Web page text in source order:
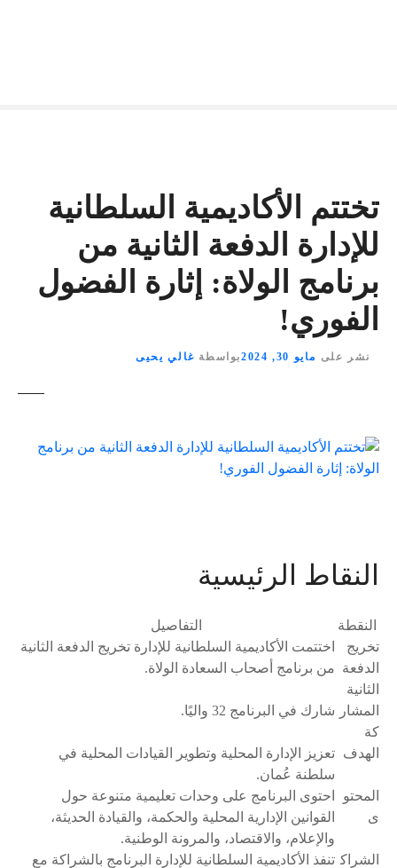
تختتم الأكاديمية السلطانية
للإدارة الدفعة الثانية من
برنامج الولاة: إثارة الفضول
الفوري!
نشر على مايو 30, 2024 بواسطة غالي يحيى
النقاط الرئيسية
النقطة
التفاصيل
تخريج
الدفعة
الثانية
اختتمت الأكاديمية السلطانية للإدارة تخريج الدفعة الثانية
من برنامج أصحاب السعادة الولاة.
المشار
كة
شارك في البرنامج 32 واليًا.
الهدف تعزيز الإدارة المحلية وتطوير القيادات المحلية في
سلطنة عُمان.
المحتو
ى
احتوى البرنامج على وحدات تعليمية متنوعة حول
القوانين الإدارية المحلية والحكمة، والقيادة الحديثة،
والإعلام، والاقتصاد، والمرونة الوطنية.
الشراك تنفذ الأكاديمية السلطانية للإدارة البرنامج بالشراكة مع